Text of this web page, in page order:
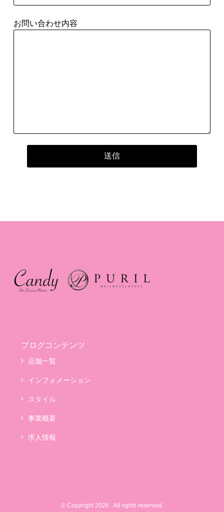
お問い合わせ内容
ブログコンテンツ
店舗一覧
インフォメーション
スタイル
事業概要
求人情報
© Copyright 2026 . All rights reserved.